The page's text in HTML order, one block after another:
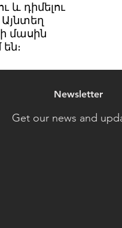
և դիմելու
Այնտեղ
մասին
Newsletter
Get our news and